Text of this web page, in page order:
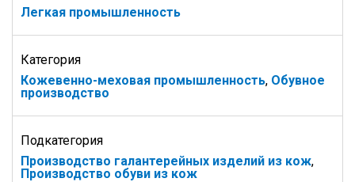
Легкая промышленность
Категория
Кожевенно-меховая промышленность, Обувное
производство
Подкатегория
Производство галантерейных изделий из кож,
Производство обуви из кож